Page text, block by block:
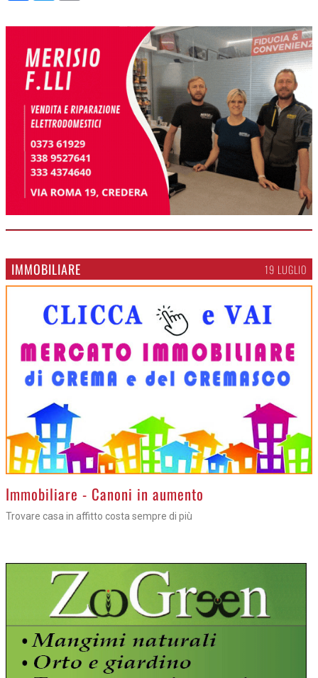
IMMOBILIARE 19 LUGLIO
>Immobiliare - Canoni in aumento
Trovare casa in affitto costa sempre di più